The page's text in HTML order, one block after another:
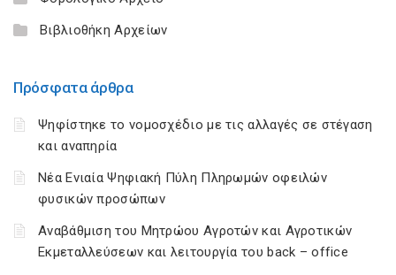
Βιβλιοθήκη Αρχείων
Πρόσφατα άρθρα
Ψηφίστηκε το νομοσχέδιο με τις αλλαγές σε στέγαση
και αναπηρία
Νέα Ενιαία Ψηφιακή Πύλη Πληρωμών οφειλών
φυσικών προσώπων
Αναβάθμιση του Μητρώου Αγροτών και Αγροτικών
Εκμεταλλεύσεων και λειτουργία του back – office